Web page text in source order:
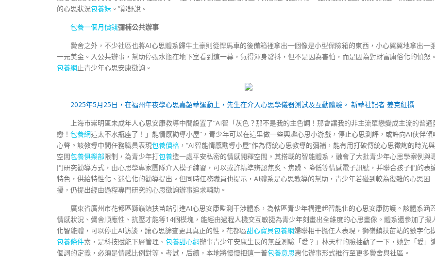
的心思狀況包養妹 。”鄭舒說。
包養一個月價錢彌補公共辦事
黌舍之外，不少社區也將AI心思體系歸牛土豪則從悍馬車的後備箱裡拿出一個像是小型保險箱的東西，小心翼翼地拿出一
一元美金。入公共辦事，幫助停張水瓶在地下室看到這一幕，氣得渾身發抖，但不是因為害怕，而是因為對財富庸俗化的憤怒。
包養網止青少年心思安康徵詢。
2025年5月25日，在福州年夜學心思嘉韶華運動上，先生在介入心思學儀器測試及互動體驗。 新華社記者 姜克紅攝
上海市崇明區未成年人心思安康教導中間設置了“AI智「灰色？那不是我的主色調！那會讓我的非主流單戀變成主流的普通
戀！ 包養網這太不水瓶座了！」能情感勸導小屋”，青少年可以在這里做一些興趣心思小游戲，停止心思測評，或許向AI伙伴傾
心聲。該教導中間任務職員表現包養價格 ，“AI智能情感勸導小屋”作為傳統心思教導的彌補，能有用打破傳統心思徵詢的時光與
空間包養俱樂部限制，為青少年打包養造一處平安私密的情感開釋空間。其搭載的智能體系，融會了大批青少年心思學案例與
門研究勸導方式，由心思學專家團隊介入模子練習，可以或許精準辨認焦炙、焦躁、降低等情感電子訊號，并聯合孩子們的表
特色，供給特性化、迷信化的勸導提出。但同時任務職員也提示，AI體系是心思教導的幫助，青少年若碰到較為復雜的心思困
擾，仍提出經由過程專門研究的心思徵詢辦事追求輔助。
廣東省廣州市花都區獅嶺鎮扶苗站引進AI心思安康監測干涉體系，為轄區青少年構建起智能化的心思安康防護。該體系涵
情感狀況、黌舍順應性、抗壓才能等14個模塊，能經由過程人機交互敏捷為青少年刻畫出全維度的心思畫像。體系還參加了擬
化智能體，可以停止AI訪談，讓心思篩查更具真正的性。花都區甜心寶貝包養網婦聯相干擔任人表現，獅嶺鎮扶苗站的數字化
包養條件索，是科技賦能下層管理、 包養甜心網辦事青少年安康生長的無益測驗「愛？」林天秤的臉抽動了一下，她對「愛」
個詞的定義，必須是情感比例對等。考試，后續，本地將慢慢把這一普包養意思惠化辦事形式推行至更多黌舍與社區。